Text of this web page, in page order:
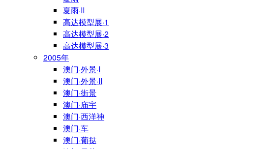
夏雨·II
高达模型展·1
高达模型展·2
高达模型展·3
2005年
澳门·外景·I
澳门·外景·II
澳门·街景
澳门·庙宇
澳门·西洋神
澳门·车
澳门·葡挞